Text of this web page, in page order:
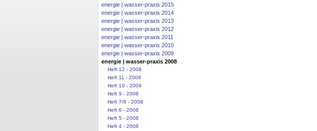
energie | wasser-praxis 2015
energie | wasser-praxis 2014
energie | wasser-praxis 2013
energie | wasser-praxis 2012
energie | wasser-praxis 2011
energie | wasser-praxis 2010
energie | wasser-praxis 2009
energie | wasser-praxis 2008
Heft 12 - 2008
Heft 11 - 2008
Heft 10 - 2008
Heft 9 - 2008
Heft 7/8 - 2008
Heft 6 - 2008
Heft 5 - 2008
Heft 4 - 2008